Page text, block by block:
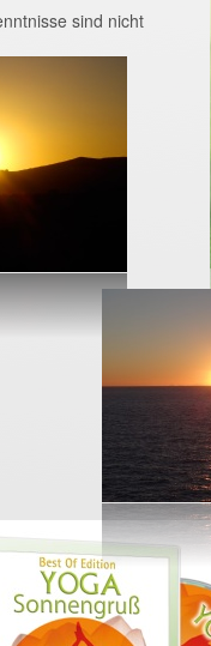
sind nicht